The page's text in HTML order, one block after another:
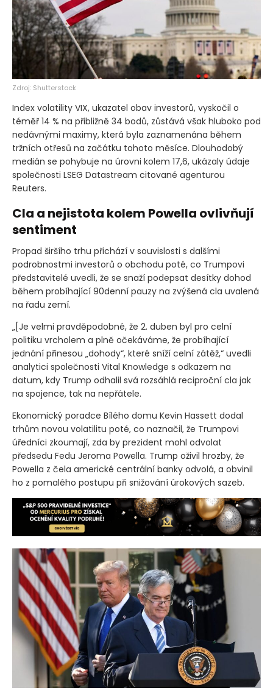
Zdroj: Shutterstock
Index volatility VIX, ukazatel obav investorů, vyskočil o
téměř 14 % na přibližně 34 bodů, zůstává však hluboko pod
nedávnými maximy, která byla zaznamenána během
tržních otřesů na začátku tohoto měsíce. Dlouhodobý
medián se pohybuje na úrovni kolem 17,6, ukázaly údaje
společnosti LSEG Datastream citované agenturou
Reuters.
Cla a nejistota kolem Powella ovlivňují
sentiment
Propad širšího trhu přichází v souvislosti s dalšími
podrobnostmi investorů o obchodu poté, co Trumpovi
představitelé uvedli, že se snaží podepsat desítky dohod
během probíhající 90denní pauzy na zvýšená cla uvalená
na řadu zemí.
„[Je velmi pravděpodobné, že 2. duben byl pro celní
politiku vrcholem a plně očekáváme, že probíhající
jednání přinesou „dohody“, které sníží celní zátěž,“ uvedli
analytici společnosti Vital Knowledge s odkazem na
datum, kdy Trump odhalil svá rozsáhlá reciproční cla jak
na spojence, tak na nepřátele.
Ekonomický poradce Bílého domu Kevin Hassett dodal
trhům novou volatilitu poté, co naznačil, že Trumpovi
úředníci zkoumají, zda by prezident mohl odvolat
předsedu Fedu Jeroma Powella. Trump oživil hrozby, že
Powella z čela americké centrální banky odvolá, a obvinil
ho z pomalého postupu při snižování úrokových sazeb.